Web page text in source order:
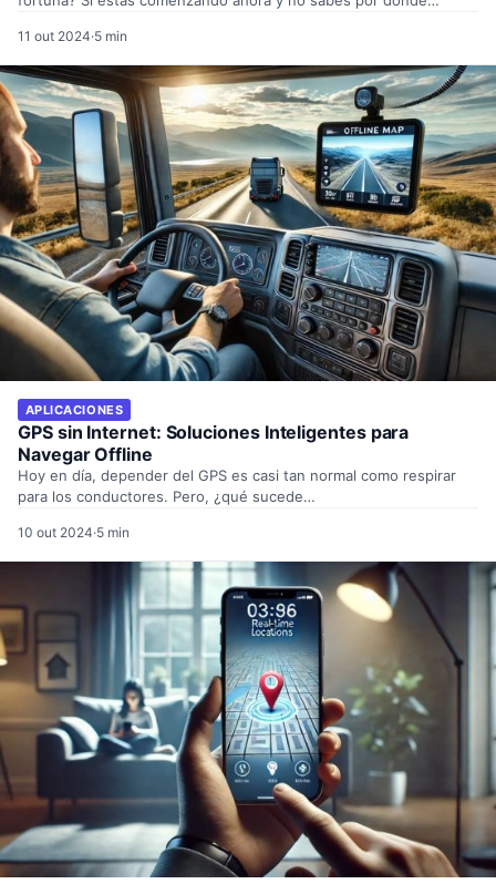
11 out 2024·5 min
APLICACIONES
GPS sin Internet: Soluciones Inteligentes para
Navegar Offline
Hoy en día, depender del GPS es casi tan normal como respirar
para los conductores. Pero, ¿qué sucede…
10 out 2024·5 min